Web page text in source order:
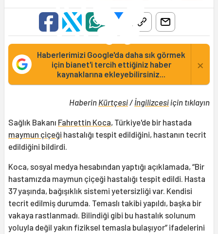
Haberlerimizi Google'da daha sık görmek
için bianet'i tercih ettiğiniz haber
kaynaklarına ekleyebilirsiniz...
×
Haberin Kürtçesi/ İngilizcesiiçin tıklayın
Sağlık Bakanı Fahrettin Koca, Türkiye'de bir hastada
maymun çiçeği hastalığı tespit edildiğini, hastanın tecrit
edildiğini bildirdi.
Koca, sosyal medya hesabından yaptığı açıklamada, “Bir
hastamızda maymun çiçeği hastalığı tespit edildi. Hasta
37 yaşında, bağışıklık sistemi yetersizliği var. Kendisi
tecrit edilmiş durumda. Temaslı takibi yapıldı, başka bir
vakaya rastlanmadı. Bilindiği gibi bu hastalık solunum
yoluyla değil yakın fiziksel temasla bulaşıyor” ifadelerini